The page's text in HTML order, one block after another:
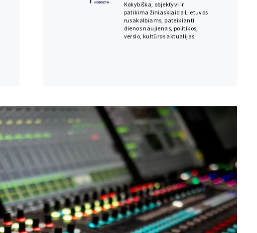
Kokybiška, objektyvi ir
patikima žiniasklaida Lietuvos
rusakalbiams, pateikianti
dienos naujienas, politikos,
verslo, kultūros aktualijas